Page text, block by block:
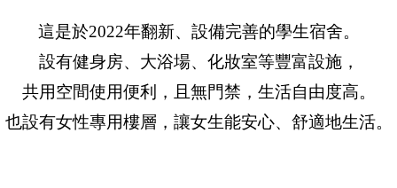
這是於2022年翻新、設備完善的學生宿舍。
設有健身房、大浴場、化妝室等豐富設施，
共用空間使用便利，且無門禁，生活自由度高。
也設有女性專用樓層，讓女生能安心、舒適地生活。